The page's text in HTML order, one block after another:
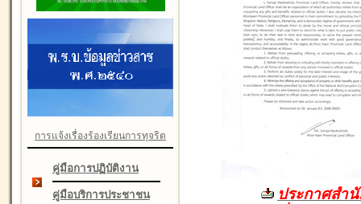
การแจ้งเรื่องร้องเรียนการทุจริต
คู่มือการปฏิบัติงาน
คู่มือบริการประชาชน
ประกาศสำ